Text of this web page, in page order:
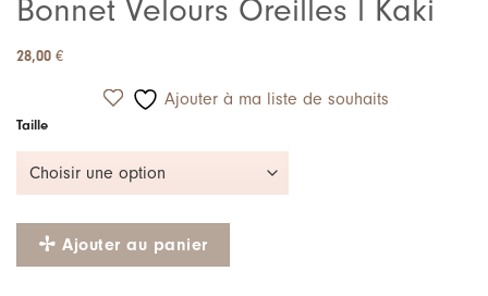
Bonnet Velours Oreilles l Kaki
28,00 €
Ajouter à ma liste de souhaits
Taille
Ajouter au panier